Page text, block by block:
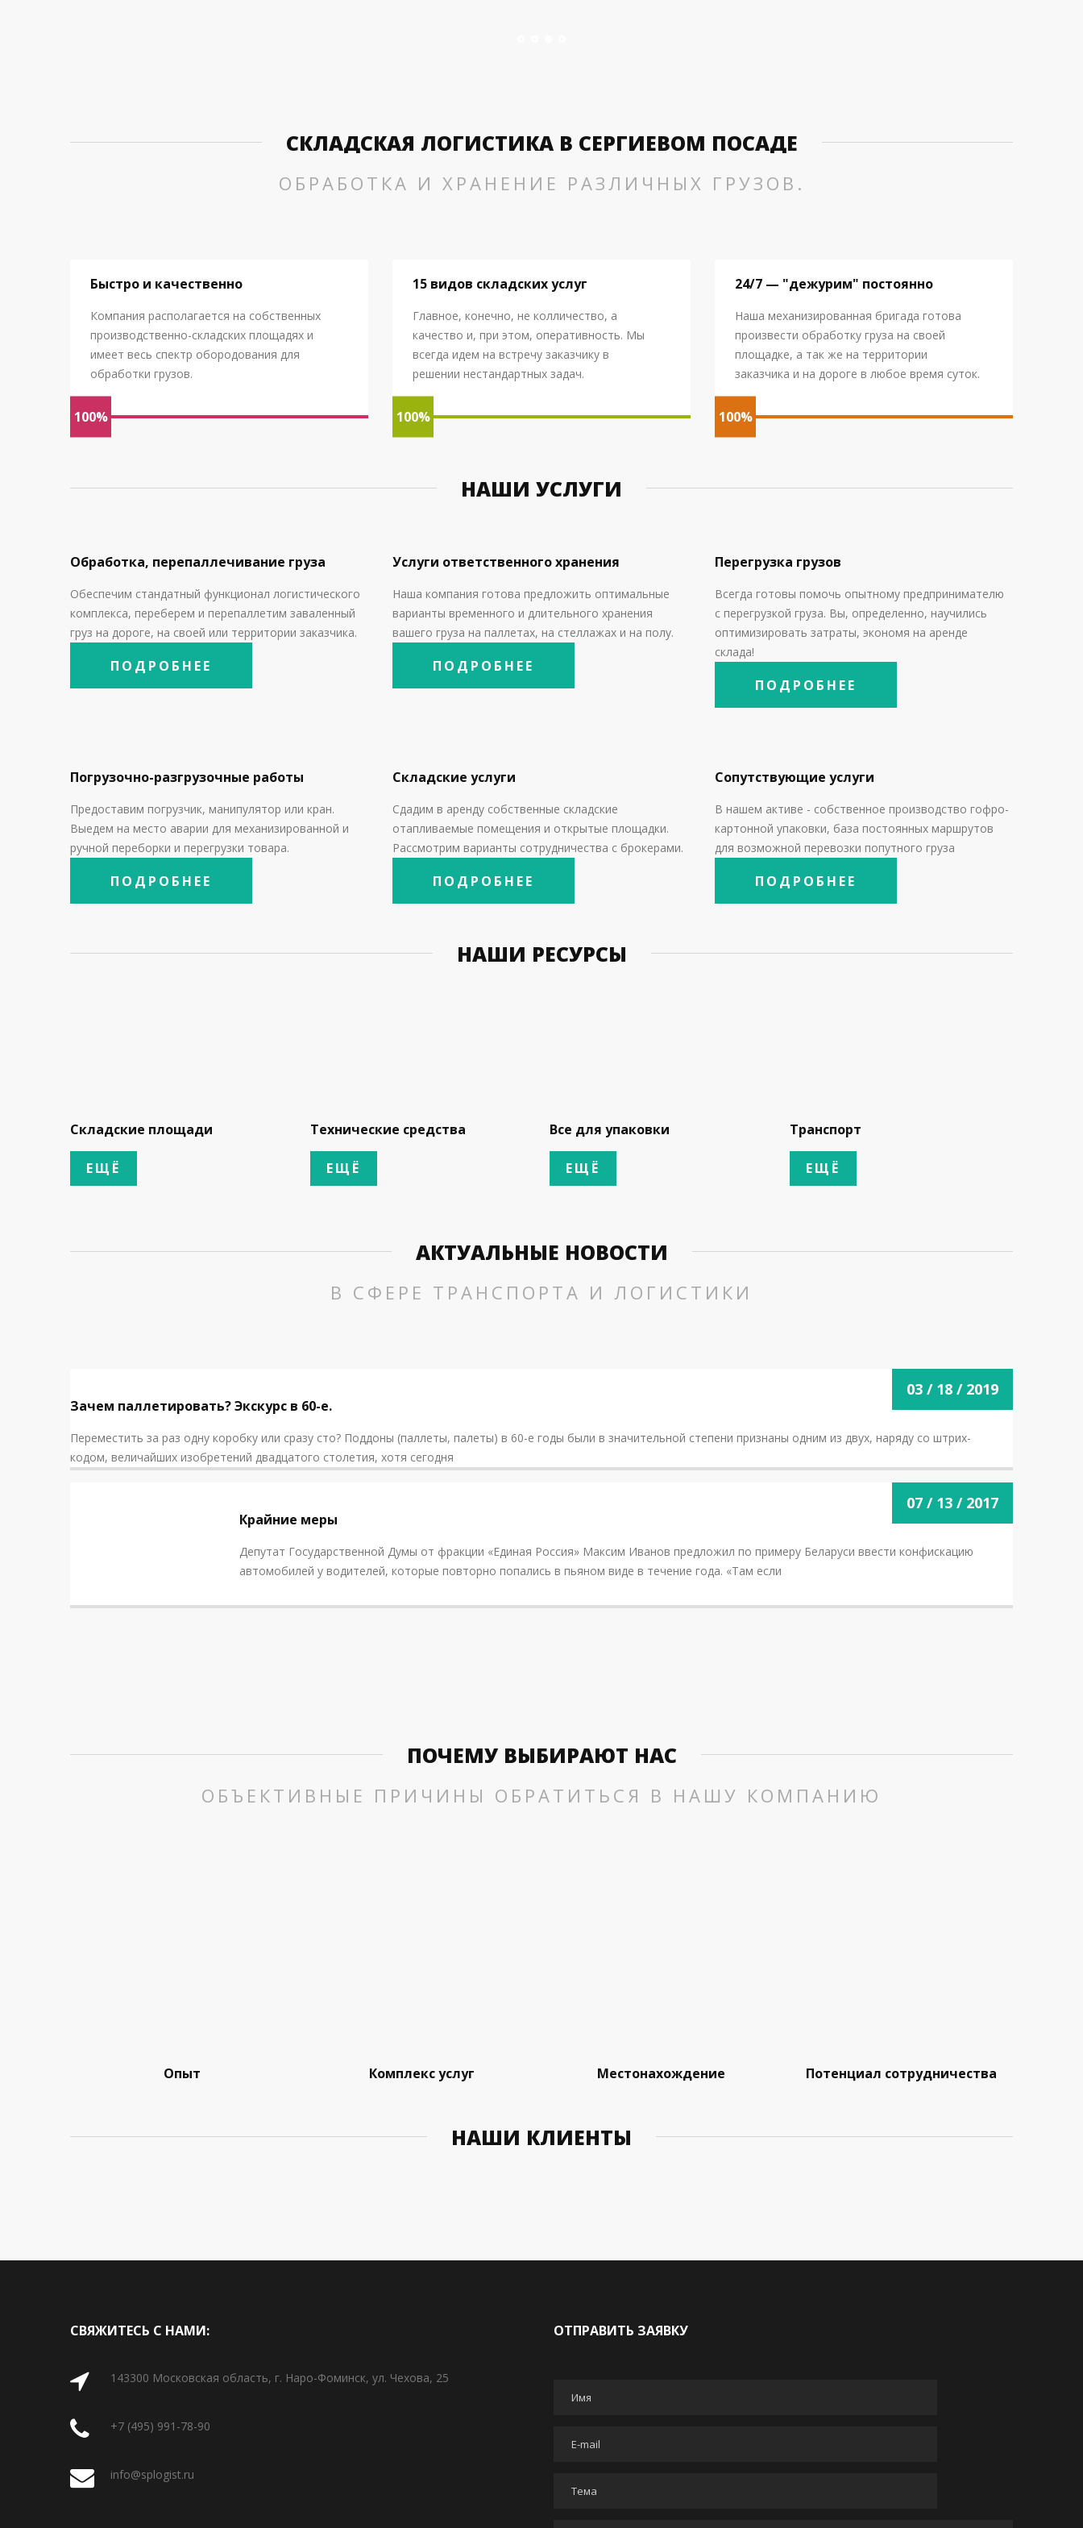
СКЛАДСКАЯ ЛОГИСТИКА В СЕРГИЕВОМ ПОСАДЕ
ОБРАБОТКА И ХРАНЕНИЕ РАЗЛИЧНЫХ ГРУЗОВ.
Быстро и качественно
Компания располагается на собственных
производственно-складских площадях и
имеет весь спектр обородования для
обработки грузов.
100%
15 видов складских услуг
Главное, конечно, не колличество, а
качество и, при этом, оперативность. Мы
всегда идем на встречу заказчику в
решении нестандартных задач.
100%
24/7 — "дежурим" постоянно
Наша механизированная бригада готова
произвести обработку груза на своей
площадке, а так же на территории
заказчика и на дороге в любое время суток.
100%
НАШИ УСЛУГИ
Обработка, перепаллечивание груза
Обеспечим стандатный функционал логистического
комплекса, переберем и перепаллетим заваленный
груз на дороге, на своей или территории заказчика.
ПОДРОБНЕЕ
Услуги ответственного хранения
Наша компания готова предложить оптимальные
варианты временного и длительного хранения
вашего груза на паллетах, на стеллажах и на полу.
ПОДРОБНЕЕ
Перегрузка грузов
Всегда готовы помочь опытному предпринимателю
с перегрузкой груза. Вы, определенно, научились
оптимизировать затраты, экономя на аренде
склада!
ПОДРОБНЕЕ
Погрузочно-разгрузочные работы
Предоставим погрузчик, манипулятор или кран.
Выедем на место аварии для механизированной и
ручной переборки и перегрузки товара.
ПОДРОБНЕЕ
Складские услуги
Сдадим в аренду собственные складские
отапливаемые помещения и открытые площадки.
Рассмотрим варианты сотрудничества с брокерами.
ПОДРОБНЕЕ
Сопутствующие услуги
В нашем активе - собственное производство гофро-
картонной упаковки, база постоянных маршрутов
для возможной перевозки попутного груза
ПОДРОБНЕЕ
НАШИ РЕСУРСЫ
Складские площади
ЕЩЁ
Технические средства
ЕЩЁ
Все для упаковки
ЕЩЁ
Транспорт
ЕЩЁ
АКТУАЛЬНЫЕ НОВОСТИ
В СФЕРЕ ТРАНСПОРТА И ЛОГИСТИКИ
03 / 18 / 2019
Зачем паллетировать? Экскурс в 60-е.
Переместить за раз одну коробку или сразу сто? Поддоны (паллеты, палеты) в 60-е годы были в значительной степени признаны одним из двух, наряду со штрих-
кодом, величайших изобретений двадцатого столетия, хотя сегодня
NOVOSTI.PNG 07 / 13 / 2017
Крайние меры
Депутат Государственной Думы от фракции «Единая Россия» Максим Иванов предложил по примеру Беларуси ввести конфискацию
автомобилей у водителей, которые повторно попались в пьяном виде в течение года. «Там если
ПОЧЕМУ ВЫБИРАЮТ НАС
ОБЪЕКТИВНЫЕ ПРИЧИНЫ ОБРАТИТЬСЯ В НАШУ КОМПАНИЮ
Опыт Комплекс услуг Местонахождение Потенциал сотрудничества
НАШИ КЛИЕНТЫ
СВЯЖИТЕСЬ С НАМИ:
143300 Московская область, г. Наро-Фоминск, ул. Чехова, 25
+7 (495) 991-78-90
info@splogist.ru
ОТПРАВИТЬ ЗАЯВКУ